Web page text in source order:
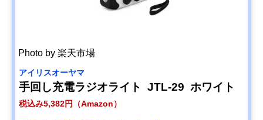
Photo by 楽天市場
‎アイリスオーヤマ
手回し充電ラジオライト JTL-29 ホワイト
税込み5,382円（Amazon）